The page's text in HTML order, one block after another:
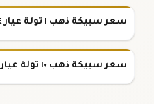
سعر سبيكة ذهب ١ تولة عيار ٢٤
سعر سبيكة ذهب ١٠ تولة عيار ٢٤